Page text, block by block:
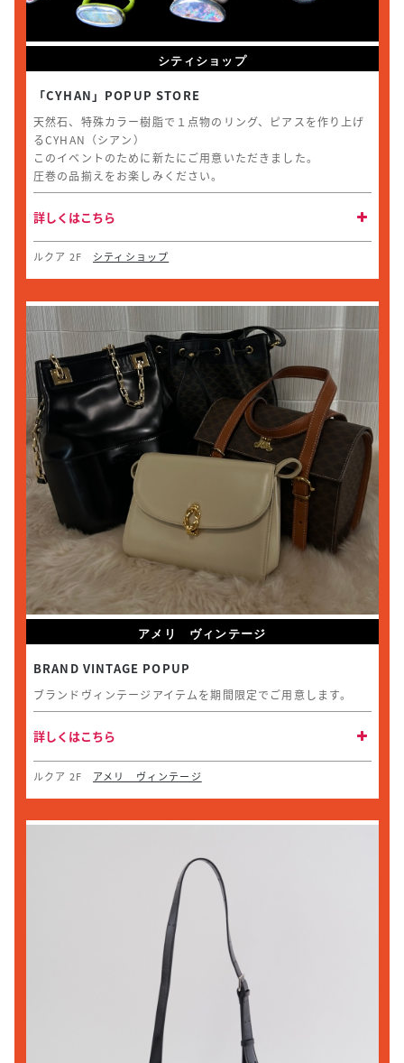
シティショップ
「CYHAN」POPUP STORE
天然石、特殊カラー樹脂で１点物のリング、ピアスを作り上げ
るCYHAN（シアン）
このイベントのために新たにご用意いただきました。
圧巻の品揃えをお楽しみください。
詳しくはこちら
ルクア 2F シティショップ
アメリ ヴィンテージ
BRAND VINTAGE POPUP
ブランドヴィンテージアイテムを期間限定でご用意します。
詳しくはこちら
ルクア 2F アメリ ヴィンテージ